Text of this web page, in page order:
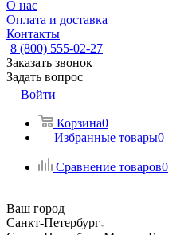
О нас
Оплата и доставка
Контакты
8 (800) 555-02-27
Заказать звонок
Задать вопрос
Войти
Корзина0
Избранные товары0
Сравнение товаров0
Ваш город
Санкт-Петербург